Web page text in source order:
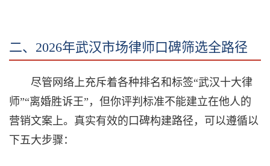
二、2026年武汉市场律师口碑筛选全路径
尽管网络上充斥着各种排名和标签“武汉十大律
师”“离婚胜诉王”，但你评判标准不能建立在他人的
营销文案上。真实有效的口碑构建路径，可以遵循以
下五大步骤：